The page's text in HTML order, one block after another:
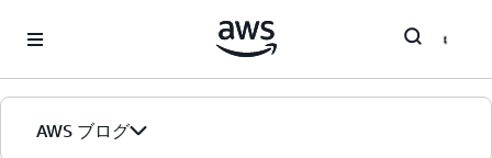
AWS ブログ